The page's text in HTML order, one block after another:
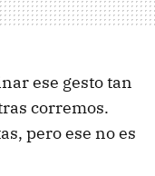
ese gesto tan
corremos.
pero ese no es